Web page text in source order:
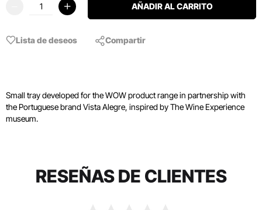
AÑADIR AL CARRITO
Lista de deseos Compartir
Small tray developed for the WOW product range in partnership with
the Portuguese brand Vista Alegre, inspired by The Wine Experience
museum.
RESEÑAS DE CLIENTES